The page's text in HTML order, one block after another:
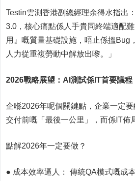
Testin雲測香港副總經理余得水指出
3.0，核心痛點係人手貴同終端適配
用』嘅質量基礎設施，唔止係搵Bug
人力從重複勞動中解放出嚟。」
2026戰略展望： AI測試係 IT首要議程
企喺2026年呢個關鍵點，企業一定
交付前嘅「最後一公里」，而係IT佈
點解2026年一定要做？
● 成本效率逼人： 傳統QA模式嘅成